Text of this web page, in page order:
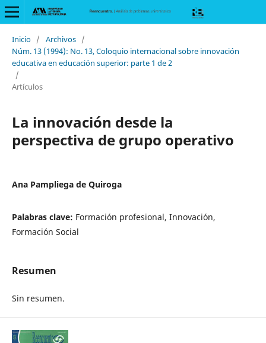
Inicio / Archivos /
Núm. 13 (1994): No. 13, Coloquio internacional sobre innovación
educativa en educación superior: parte 1 de 2
/
Artículos
La innovación desde la
perspectiva de grupo operativo
Ana Pampliega de Quiroga
Palabras clave: Formación profesional, Innovación,
Formación Social
Resumen
Sin resumen.